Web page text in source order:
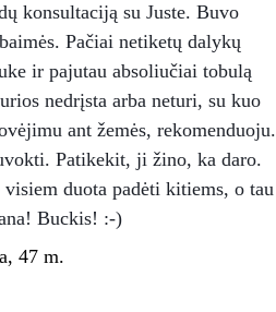
konsultaciją su Juste. Buvo
Pačiai netiketų dalykų
ir pajutau absoliučiai tobulą
nedrįsta arba neturi, su kuo
ant žemės, rekomenduoju.
Patikekit, ji žino, ka daro.
duota padėti kitiems, o tau
Buckis! :-)
47 m.